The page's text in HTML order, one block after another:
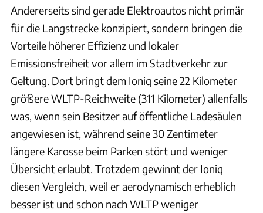
Andererseits sind gerade Elektroautos nicht primär
für die Langstrecke konzipiert, sondern bringen die
Vorteile höherer Effizienz und lokaler
Emissionsfreiheit vor allem im Stadtverkehr zur
Geltung. Dort bringt dem Ioniq seine 22 Kilometer
größere WLTP-Reichweite (311 Kilometer) allenfalls
was, wenn sein Besitzer auf öffentliche Ladesäulen
angewiesen ist, während seine 30 Zentimeter
längere Karosse beim Parken stört und weniger
Übersicht erlaubt. Trotzdem gewinnt der Ioniq
diesen Vergleich, weil er aerodynamisch erheblich
besser ist und schon nach WLTP weniger